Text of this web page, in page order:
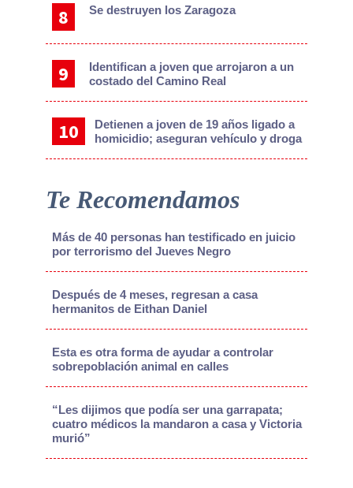
Se destruyen los Zaragoza
Identifican a joven que arrojaron a un
costado del Camino Real
Detienen a joven de 19 años ligado a
homicidio; aseguran vehículo y droga
Te Recomendamos
Más de 40 personas han testificado en juicio
por terrorismo del Jueves Negro
Después de 4 meses, regresan a casa
hermanitos de Eithan Daniel
Esta es otra forma de ayudar a controlar
sobrepoblación animal en calles
“Les dijimos que podía ser una garrapata;
cuatro médicos la mandaron a casa y Victoria
murió”